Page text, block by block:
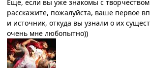
Ещё, если вы уже знакомы с
расскажите, пожалуйста, ваше первое
и источник, откуда вы узнали о их
очень мне любопытно))